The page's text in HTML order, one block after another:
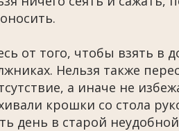
от того, чтобы взять в
Нельзя также
а иначе не
крошки со стола
день в старой